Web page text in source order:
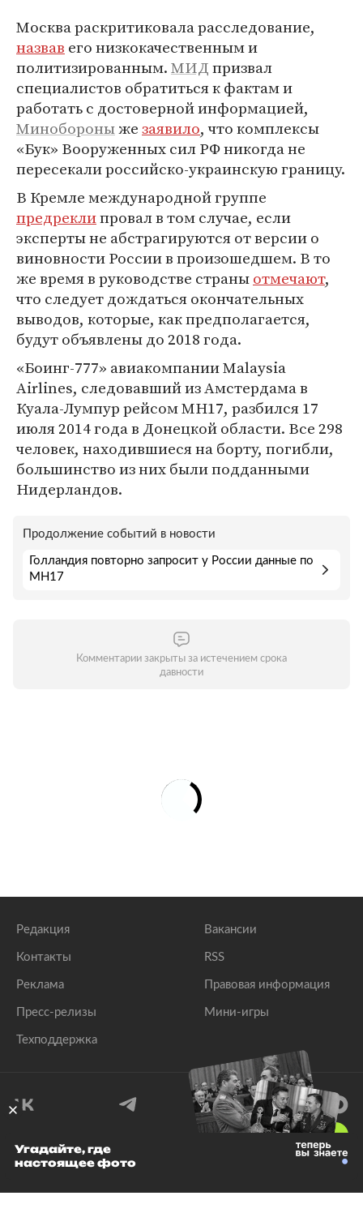
Москва раскритиковала расследование,
назвав его низкокачественным и
политизированным.МИДпризвал
специалистов обратиться к фактам и
работать с достоверной информацией,
Минобороныжезаявило, что комплексы
«Бук» Вооруженных сил РФ никогда не
пересекали российско-украинскую границу.
В Кремле международной группе
предреклипровал в том случае, если
эксперты не абстрагируются от версии о
виновности России в произошедшем. В то
же время в руководстве страныотмечают,
что следует дождаться окончательных
выводов, которые, как предполагается,
будут объявлены до 2018 года.
«Боинг-777» авиакомпании Malaysia
Airlines, следовавший из Амстердама в
Куала-Лумпур рейсом MH17, разбился 17
июля 2014 года в Донецкой области. Все 298
человек, находившиеся на борту, погибли,
большинство из них были подданными
Нидерландов.
Продолжение событий в новости
Голландия повторно запросит у России данные по
MH17
Комментарии закрыты за истечением срока
давности
Редакция
Контакты
Реклама
Пресс-релизы
Техподдержка
Вакансии
RSS
Правовая информация
Мини-игры
© 1999–2026 Все права защищены.
Угадайте, где
настоящее фото